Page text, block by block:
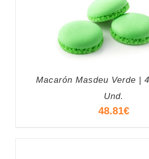
Macarón Masdeu Verde |
Und.
48.81€